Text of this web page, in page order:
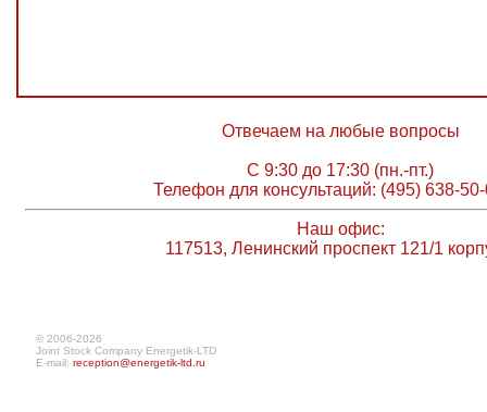
Отвечаем на любые вопросы
С 9:30 до 17:30 (пн.-пт.)
Телефон для консультаций: (495) 638-
Наш офис:
117513, Ленинский проспект 121/1
© 2006-2026
Joint Stock Company Energetik-LTD
E-mail: reception@energetik-ltd.ru